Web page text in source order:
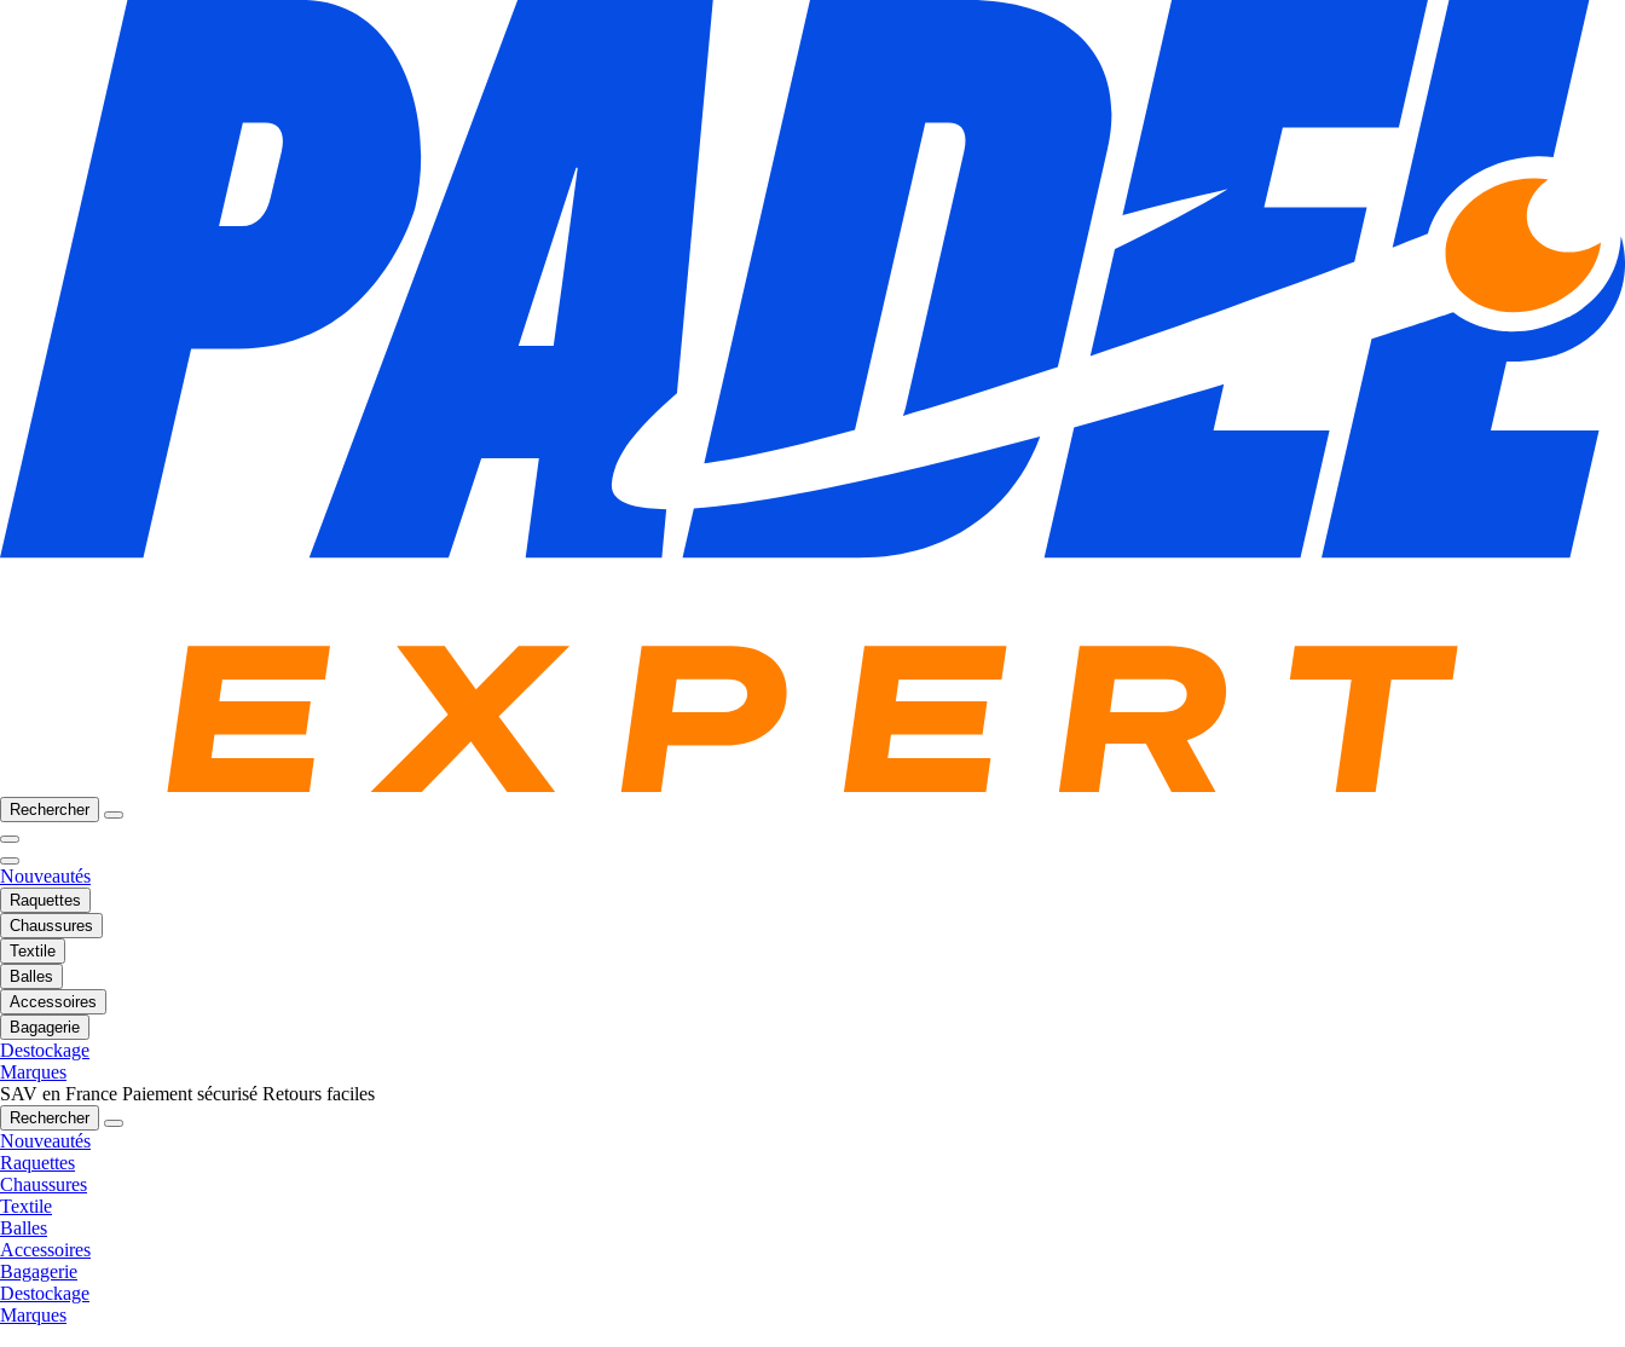
Rechercher
Nouveautés
Raquettes
Chaussures
Textile
Balles
Accessoires
Bagagerie
Destockage
Marques
SAV en France Paiement sécurisé Retours faciles
Rechercher
Nouveautés
Raquettes
Chaussures
Textile
Balles
Accessoires
Bagagerie
Destockage
Marques